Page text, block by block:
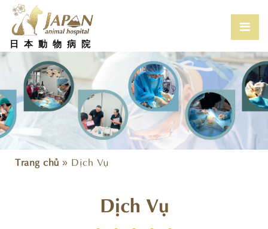
content
日本動物病院
for
Trang chủ » Dịch Vụ
Dịch Vụ